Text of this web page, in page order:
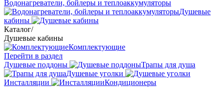
Водонагреватели, бойлеры и теплоаккумуляторы
Душевые
кабины
Каталог/
Душевые кабины
Комплектующие
Перейти в раздел
Душевые поддоны
Трапы для душа
Душевые уголки
Инсталляции
Кондиционеры